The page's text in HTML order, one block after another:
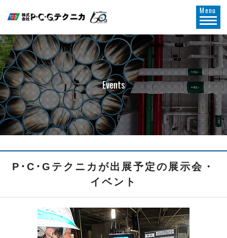
Menu
Events
P･C･Gテクニカが出展予定の展示会・
イベント